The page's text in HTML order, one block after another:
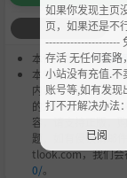
本作品是由小叽资源
本站提供的资源转
内容用于商业或者
的24个小时之内，
容，请支持正版，
题，如有侵权请邮
tlook.com，我们会
0/。
如果你发现主页
页，如果还是不
---------------------
存活 无任何套
小站没有充值.不
账号等,如有发
打不开解决办法：
已阅